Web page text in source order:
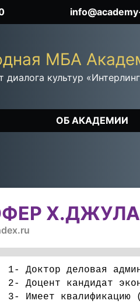
MБА
культур
ОБ АКАДЕМИИ
1- Доктор деловая
2- Доцент кандидат
3- Имеет квалификацию